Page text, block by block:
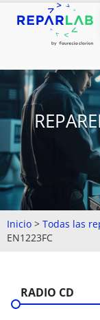
Inicio > Todas las
EN1223FC
RADIO CD